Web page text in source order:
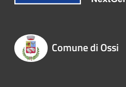
Comune di Ossi